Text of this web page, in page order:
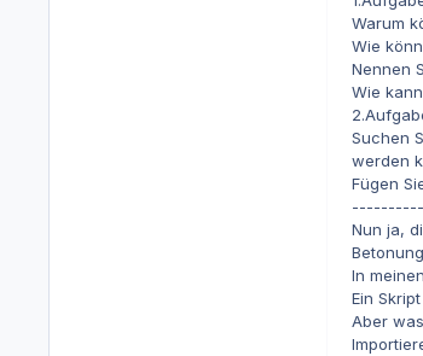
Warum
Wie
Nennen
Wie
Suchen
werden
Fügen
Nun ja,
In
Ein
Aber